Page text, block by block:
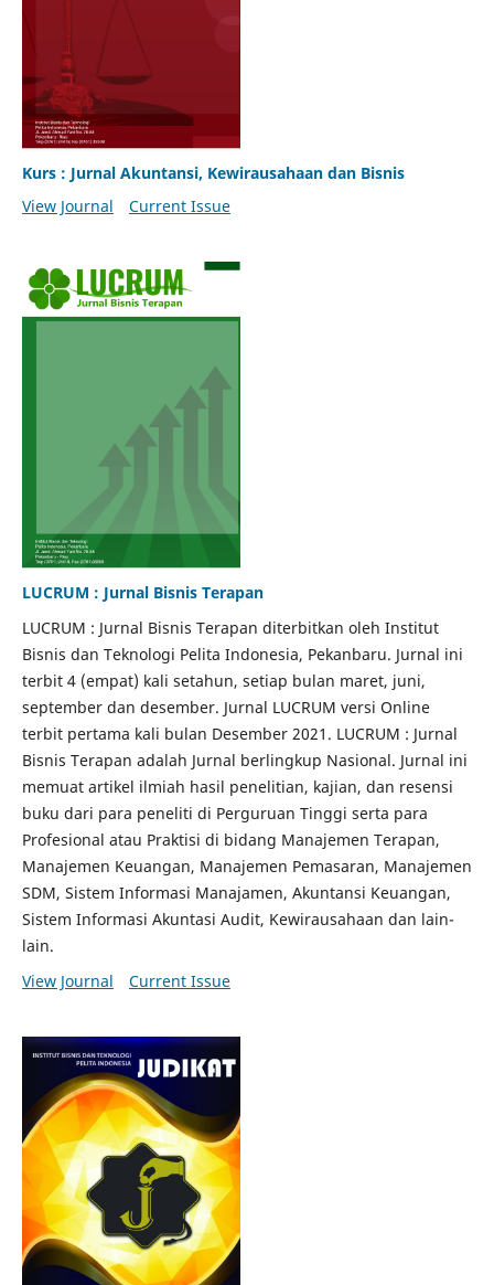
Kurs : Jurnal Akuntansi, Kewirausahaan dan Bisnis
View Journal
Current Issue
LUCRUM : Jurnal Bisnis Terapan
LUCRUM : Jurnal Bisnis Terapan diterbitkan oleh Institut
Bisnis dan Teknologi Pelita Indonesia, Pekanbaru. Jurnal ini
terbit 4 (empat) kali setahun, setiap bulan maret, juni,
september dan desember. Jurnal LUCRUM versi Online
terbit pertama kali bulan Desember 2021. LUCRUM : Jurnal
Bisnis Terapan adalah Jurnal berlingkup Nasional. Jurnal ini
memuat artikel ilmiah hasil penelitian, kajian, dan resensi
buku dari para peneliti di Perguruan Tinggi serta para
Profesional atau Praktisi di bidang Manajemen Terapan,
Manajemen Keuangan, Manajemen Pemasaran, Manajemen
SDM, Sistem Informasi Manajamen, Akuntansi Keuangan,
Sistem Informasi Akuntasi Audit, Kewirausahaan dan lain-
lain.
View Journal
Current Issue